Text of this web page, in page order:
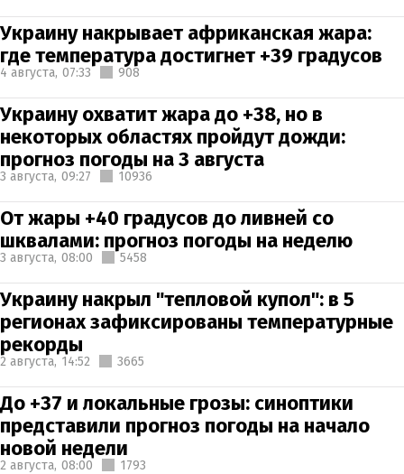
Украину накрывает африканская жара:
где температура достигнет +39 градусов
4 августа, 07:33 908
Украину охватит жара до +38, но в
некоторых областях пройдут дожди:
прогноз погоды на 3 августа
3 августа, 09:27 10936
От жары +40 градусов до ливней со
шквалами: прогноз погоды на неделю
3 августа, 08:00 5458
Украину накрыл "тепловой купол": в 5
регионах зафиксированы температурные
рекорды
2 августа, 14:52 3665
До +37 и локальные грозы: синоптики
представили прогноз погоды на начало
новой недели
2 августа, 08:00 1793